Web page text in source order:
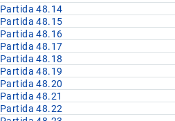
Partida 48.14
Partida 48.15
Partida 48.16
Partida 48.17
Partida 48.18
Partida 48.19
Partida 48.20
Partida 48.21
Partida 48.22